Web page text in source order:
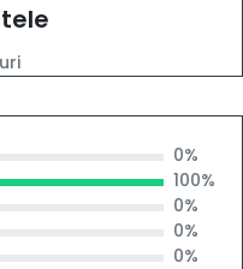
0%
100%
0%
0%
0%